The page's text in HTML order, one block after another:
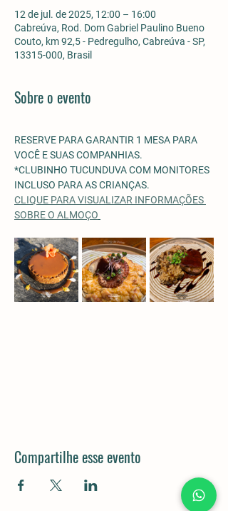
12 de jul. de 2025, 12:00 – 16:00
Cabreúva, Rod. Dom Gabriel Paulino Bueno
Couto, km 92,5 - Pedregulho, Cabreúva - SP,
13315-000, Brasil
Sobre o evento
RESERVE PARA GARANTIR 1 MESA PARA
VOCÊ E SUAS COMPANHIAS.
*CLUBINHO TUCUNDUVA COM MONITORES
INCLUSO PARA AS CRIANÇAS.
CLIQUE PARA VISUALIZAR INFORMAÇÕES
SOBRE O ALMOÇO
Compartilhe esse evento